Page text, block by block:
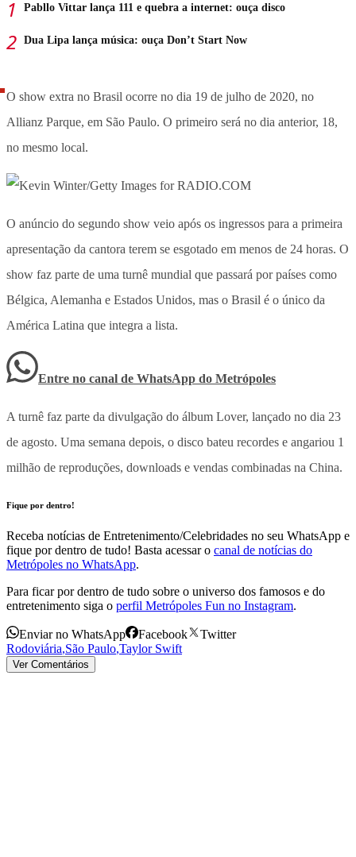
Pabllo Vittar lança 111 e quebra a internet: ouça disco
Dua Lipa lança música: ouça Don’t Start Now
O show extra no Brasil ocorre no dia 19 de julho de 2020, no
Allianz Parque, em São Paulo. O primeiro será no dia anterior, 18,
no mesmo local.
O anúncio do segundo show veio após os ingressos para a primeira
apresentação da cantora terem se esgotado em menos de 24 horas. O
show faz parte de uma turnê mundial que passará por países como
Bélgica, Alemanha e Estados Unidos, mas o Brasil é o único da
América Latina que integra a lista.
Entre no canal de WhatsApp do Metrópoles
A turnê faz parte da divulgação do álbum Lover, lançado no dia 23
de agosto. Uma semana depois, o disco bateu recordes e angariou 1
milhão de reproduções, downloads e vendas combinadas na China.
Fique por dentro!
Receba notícias de Entretenimento/Celebridades no seu WhatsApp e
fique por dentro de tudo! Basta acessar o canal de notícias do
Metrópoles no WhatsApp.
Para ficar por dentro de tudo sobre o universo dos famosos e do
entretenimento siga o perfil Metrópoles Fun no Instagram.
Enviar no WhatsApp Facebook
Twitter
Rodoviária,São Paulo,Taylor Swift
Ver Comentários